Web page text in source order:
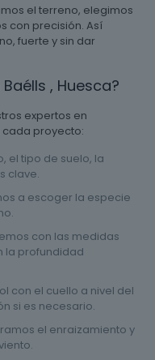
el terreno, elegimos
con precisión. Así
fuerte y sin dar
, Huesca?
expertos en
proyecto:
el tipo de suelo, la
clave.
a escoger la especie
con las medidas
la profundidad
con el cuello a nivel del
si es necesario.
el enraizamiento y